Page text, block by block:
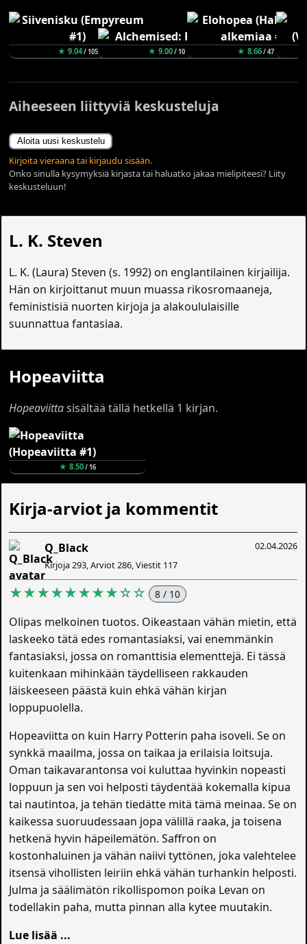
★ 9.04/ 105 ★ 9.00/ 10 ★ 8.66/ 47
Aiheeseen liittyviä keskusteluja
Aloita uusi keskustelu
Kirjoita vieraana tai kirjaudu sisään.
Onko sinulla kysymyksiä kirjasta tai haluatko jakaa mielipiteesi? Liity
keskusteluun!
L. K. Steven
L. K. (Laura) Steven (s. 1992) on englantilainen kirjailija.
Hän on kirjoittanut muun muassa rikosromaaneja,
feministisiä nuorten kirjoja ja alakoululaisille
suunnattua fantasiaa.
Hopeaviitta
Hopeaviittasisältää tällä hetkellä 1 kirjan.
★ 8.50/ 16
Kirja-arviot ja kommentit
02.04.2026
Q_Black
Kirjoja 293, Arviot 286, Viestit 117
★★★★★★★★☆☆ 8 / 10
Olipas melkoinen tuotos. Oikeastaan vähän mietin, että
laskeeko tätä edes romantasiaksi, vai enemmänkin
fantasiaksi, jossa on romanttisia elementtejä. Ei tässä
kuitenkaan mihinkään täydelliseen rakkauden
läiskeeseen päästä kuin ehkä vähän kirjan
loppupuolella.
Hopeaviitta on kuin Harry Potterin paha isoveli. Se on
synkkä maailma, jossa on taikaa ja erilaisia loitsuja.
Oman taikavarantonsa voi kuluttaa hyvinkin nopeasti
loppuun ja sen voi helposti täydentää kokemalla kipua
tai nautintoa, ja tehän tiedätte mitä tämä meinaa. Se on
kaikessa suoruudessaan jopa välillä raaka, ja toisena
hetkenä hyvin häpeilemätön. Saffron on
kostonhaluinen ja vähän naiivi tyttönen, joka valehtelee
itsensä vihollisten leiriin ehkä vähän turhankin helposti.
Julma ja säälimätön rikollispomon poika Levan on
todellakin paha, mutta pinnan alla kytee muutakin.
Lue lisää ...